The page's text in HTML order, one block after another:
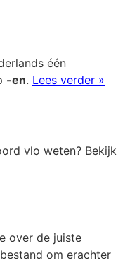
één
-en. Lees verder »
vlo weten? Bekijk
over de juiste
om erachter